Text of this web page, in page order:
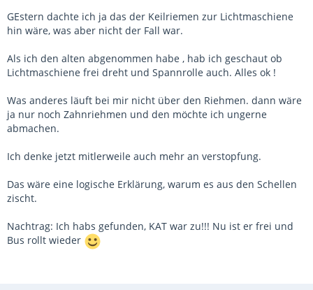
GEstern dachte ich ja das der Keilriemen zur Lichtmaschiene
hin wäre, was aber nicht der Fall war.
Als ich den alten abgenommen habe , hab ich geschaut ob
Lichtmaschiene frei dreht und Spannrolle auch. Alles ok !
Was anderes läuft bei mir nicht über den Riehmen. dann wäre
ja nur noch Zahnriehmen und den möchte ich ungerne
abmachen.
Ich denke jetzt mitlerweile auch mehr an verstopfung.
Das wäre eine logische Erklärung, warum es aus den Schellen
zischt.
Nachtrag: Ich habs gefunden, KAT war zu!!! Nu ist er frei und
Bus rollt wieder